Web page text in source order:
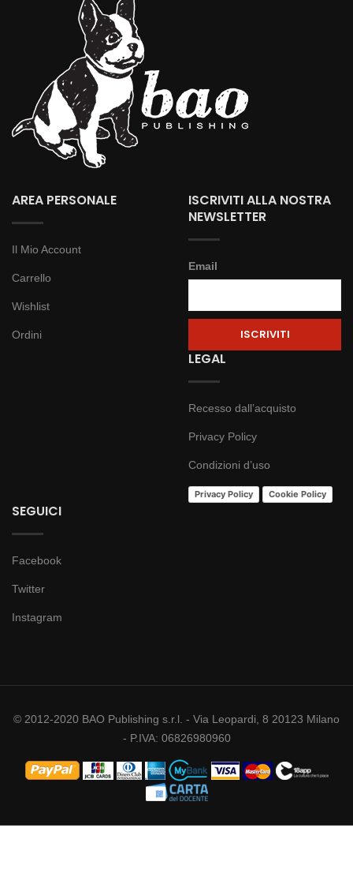
AREA PERSONALE
Il Mio Account
Carrello
Wishlist
Ordini
ISCRIVITI ALLA NOSTRA
NEWSLETTER
Email
LEGAL
Recesso dall’acquisto
Privacy Policy
Condizioni d’uso
Privacy Policy Cookie Policy
SEGUICI
Facebook
Twitter
Instagram
© 2012-2020 BAO Publishing s.r.l. - Via Leopardi, 8 20123 Milano
- P.IVA: 06826980960